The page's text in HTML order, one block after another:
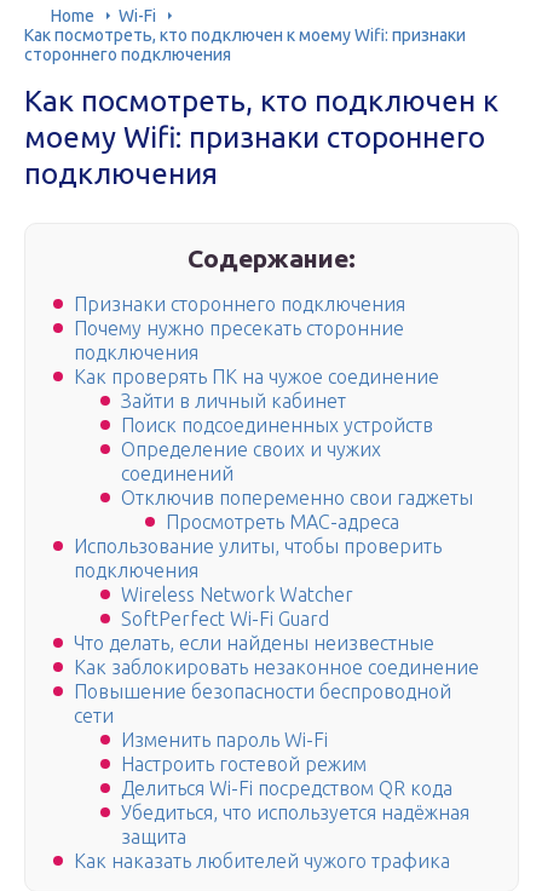
Home
Wi-Fi
Как посмотреть, кто подключен к моему Wifi: признаки
стороннего подключения
Как посмотреть, кто подключен к
моему Wifi: признаки стороннего
подключения
Содержание:
Признаки стороннего подключения
Почему нужно пресекать сторонние
подключения
Как проверять ПК на чужое соединение
Зайти в личный кабинет
Поиск подсоединенных устройств
Определение своих и чужих
соединений
Отключив попеременно свои гаджеты
Просмотреть MAC-адреса
Использование улиты, чтобы проверить
подключения
Wireless Network Watcher
SoftPerfect Wi-Fi Guard
Что делать, если найдены неизвестные
Как заблокировать незаконное соединение
Повышение безопасности беспроводной
сети
Изменить пароль Wi-Fi
Настроить гостевой режим
Делиться Wi-Fi посредством QR кода
Убедиться, что используется надёжная
защита
Как наказать любителей чужого трафика